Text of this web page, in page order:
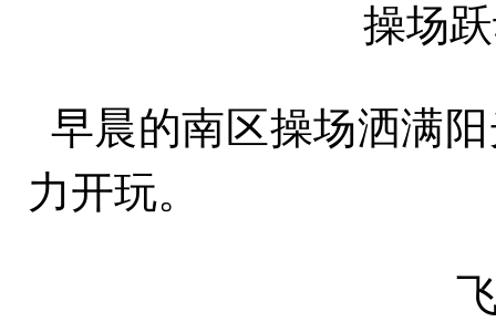
操场
早晨的南区操场洒满
力开玩。